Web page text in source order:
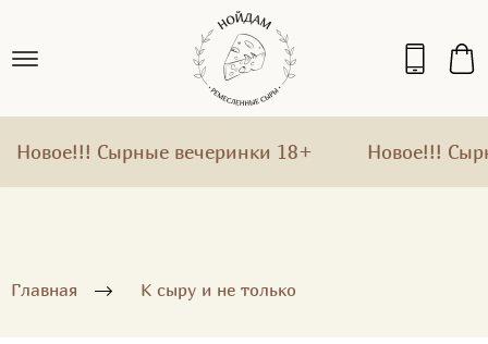
Новое!!! Сырные вечеринки 18+ Новое!!!
Главная К сыру и не только